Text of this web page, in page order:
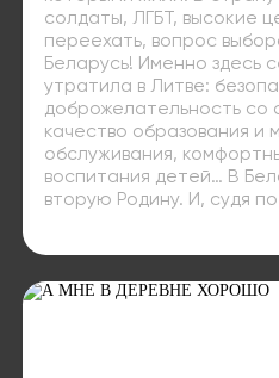
солдаты, ЛГБТ, высокие
переехать, вопрос
Беларусь! Именно здесь
утратила в Литве:
доброжелательность со
качество образования и
обслуживания,
воспитания детей… В
вторую Родину. И, судя